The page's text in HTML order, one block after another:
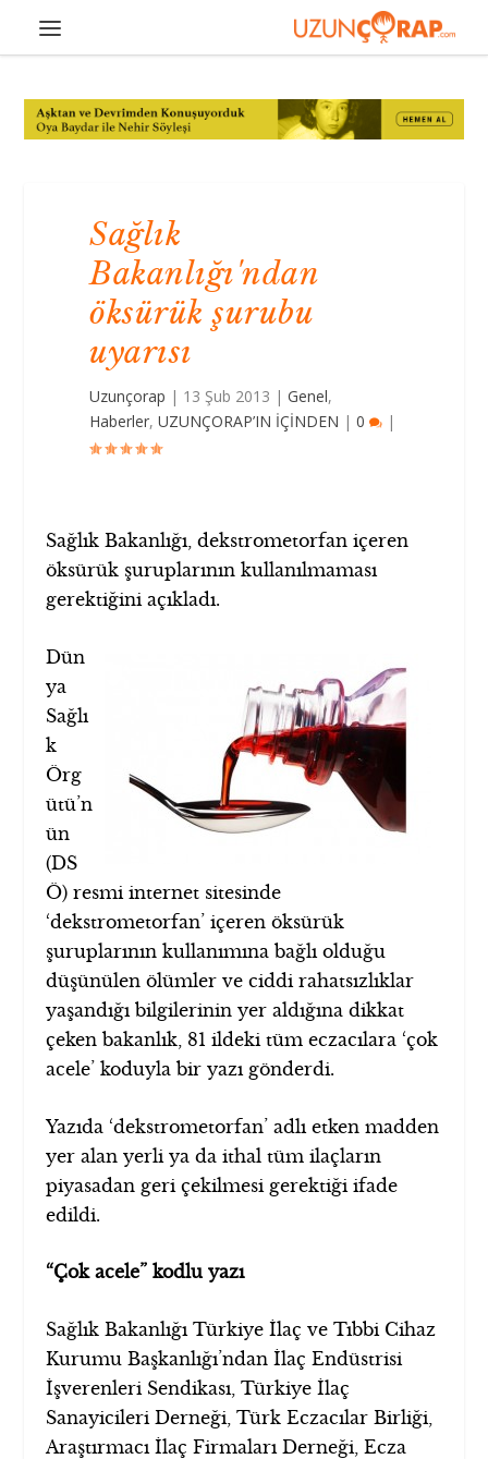
Sağlık
Bakanlığı'ndan
öksürük şurubu
uyarısı
Uzunçorap | 13 Şub 2013 |Genel,
Haberler,UZUNÇORAP’IN İÇİNDEN |0 |
Sağlık Bakanlığı, dekstrometorfan içeren
öksürük şuruplarının kullanılmaması
gerektiğini açıkladı.
Dün
ya
Sağlı
k
Örg
ütü’n
ün
(DS
Ö) resmi internet sitesinde
‘dekstrometorfan’ içeren öksürük
şuruplarının kullanımına bağlı olduğu
düşünülen ölümler ve ciddi rahatsızlıklar
yaşandığı bilgilerinin yer aldığına dikkat
çeken bakanlık, 81 ildeki tüm eczacılara ‘çok
acele’ koduyla bir yazı gönderdi.
Yazıda ‘dekstrometorfan’ adlı etken madden
yer alan yerli ya da ithal tüm ilaçların
piyasadan geri çekilmesi gerektiği ifade
edildi.
“Çok acele” kodlu yazı
Sağlık Bakanlığı Türkiye İlaç ve Tıbbi Cihaz
Kurumu Başkanlığı’ndan İlaç Endüstrisi
İşverenleri Sendikası, Türkiye İlaç
Sanayicileri Derneği, Türk Eczacılar Birliği,
Araştırmacı İlaç Firmaları Derneği, Ecza